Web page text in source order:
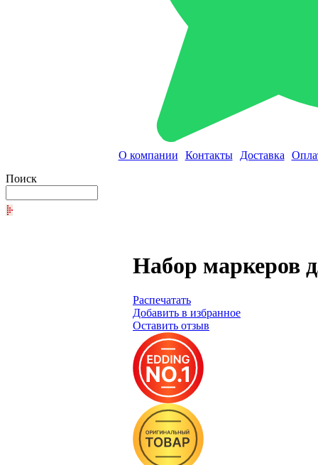
О компании Контакты Доставка
Поиск
Набор маркеров
Распечатать
Добавить в избранное
Оставить отзыв